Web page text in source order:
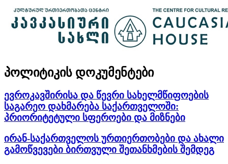
პოლიტიკის დოკუმენტები
ევროკავშირისა და წევრი სახელმწიფოების
საგარეო დახმარება საქართველოში:
პრიორიტეტული სფეროები და მიზნები
ირან-საქართველოს ურთიერთობები და ახალი
გამოწვევები ბირთვული შეთანხმების შემდეგ